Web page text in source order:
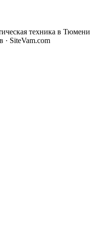
техника в Тюмени
· SiteVam.com